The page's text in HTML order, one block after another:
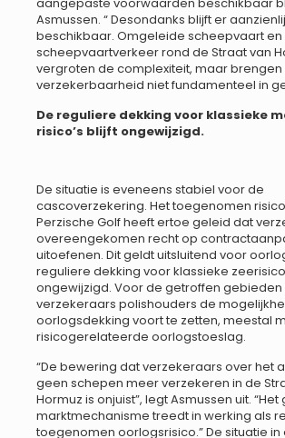
Asmussen. “ Desondanks blijft er
beschikbaar. Omgeleide scheepvaart
scheepvaartverkeer rond de Straat van
vergroten de complexiteit, maar brengen
verzekerbaarheid niet fundamenteel in
De reguliere dekking voor klassieke
risico’s blijft ongewijzigd.
De situatie is eveneens stabiel voor de
cascoverzekering. Het toegenomen
Perzische Golf heeft ertoe geleid dat
overeengekomen recht op
uitoefenen. Dit geldt uitsluitend voor
reguliere dekking voor klassieke
ongewijzigd. Voor de getroffen
verzekeraars polishouders de
oorlogsdekking voort te zetten, meestal
risicogerelateerde oorlogstoeslag.
“De bewering dat verzekeraars over het
geen schepen meer verzekeren in de
Hormuz is onjuist”, legt Asmussen uit.
marktmechanisme treedt in werking als
toegenomen oorlogsrisico.” De situatie in